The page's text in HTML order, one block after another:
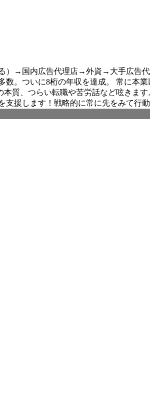
）→国内広告代理店→外資→大手広告
。ついに8桁の年収を達成。 常に本
質、つらい転職や苦労話など呟きま
援します！戦略的に常に先をみて行